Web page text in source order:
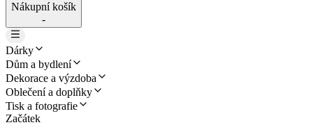
Nákupní košík
-
Dárky
Dům a bydlení
Dekorace a výzdoba
Oblečení a doplňky
Tisk a fotografie
Začátek